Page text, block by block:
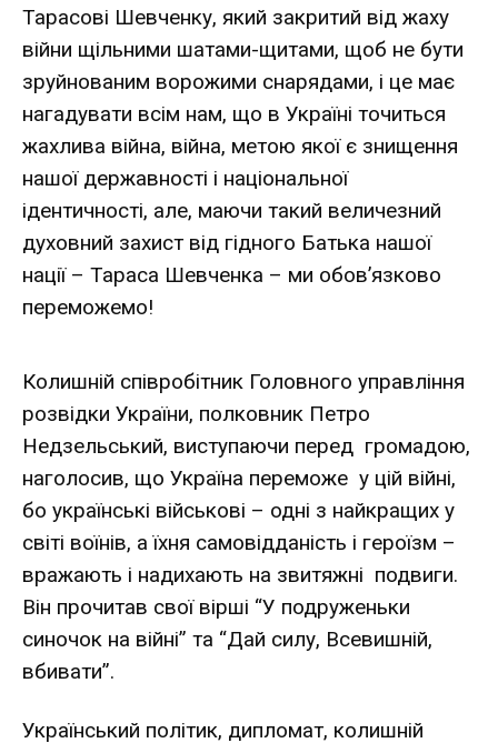
Тарасові Шевченку, який закритий від жаху
війни щільними шатами-щитами, щоб не бути
зруйнованим ворожими снарядами, і це має
нагадувати всім нам, що в Україні точиться
жахлива війна, війна, метою якої є знищення
нашої державності і національної
ідентичності, але, маючи такий величезний
духовний захист від гідного Батька нашої
нації – Тараса Шевченка – ми обов’язково
переможемо!
Колишній співробітник Головного управління
розвідки України, полковник Петро
Недзельський, виступаючи перед громадою,
наголосив, що Україна переможе у цій війні,
бо українські військові – одні з найкращих у
світі воїнів, а їхня самовідданість і героїзм –
вражають і надихають на звитяжні подвиги.
Він прочитав свої вірші “У подруженьки
синочок на війні” та “Дай силу, Всевишній,
вбивати”.
Український політик, дипломат, колишній